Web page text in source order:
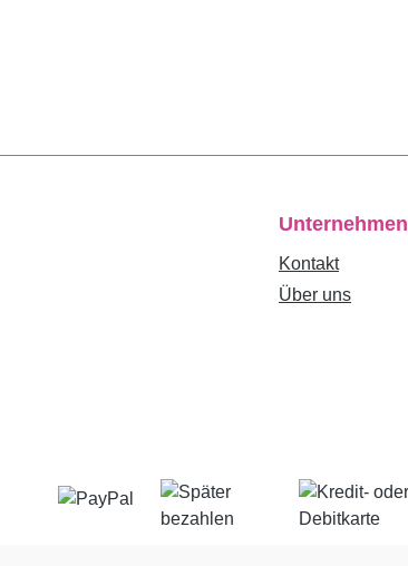
Unternehmen
Kontakt
Über uns